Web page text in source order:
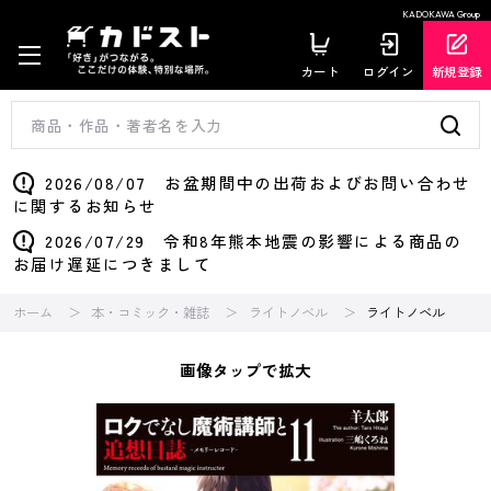
KADOKAWA Group
カート ログイン 新規登録
2026/08/07 お盆期間中の出荷およびお問い合わせ
に関するお知らせ
2026/07/29 令和8年熊本地震の影響による商品の
お届け遅延につきまして
ホーム 本・コミック・雑誌 ライトノベル ライトノベル
画像タップで拡大